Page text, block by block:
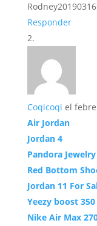
Rodney20190316
Responder
Coqicoqi el
Air Jordan
Jordan 4
Pandora
Red Bottom
Jordan 11 For
Yeezy boost
Nike Air Max